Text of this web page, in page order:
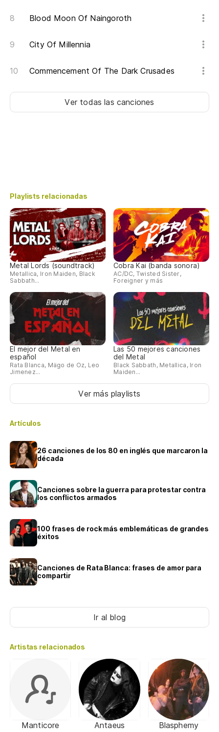
Blood Moon Of Naingoroth
City Of Millennia
Commencement Of The Dark Crusades
Ver todas las canciones
Playlists relacionadas
Metal Lords (soundtrack)
Metallica, Iron Maiden, Black
Sabbath...
Cobra Kai (banda sonora)
AC/DC, Twisted Sister,
Foreigner y más
El mejor del Metal en
español
Rata Blanca, Mägo de Oz, Leo
Jimenez...
Las 50 mejores canciones
del Metal
Black Sabbath, Metallica, Iron
Maiden...
Ver más playlists
Artículos
26 canciones de los 80 en inglés que marcaron la
década
Canciones sobre la guerra para protestar contra
los conflictos armados
100 frases de rock más emblemáticas de grandes
éxitos
Canciones de Rata Blanca: frases de amor para
compartir
Ir al blog
Artistas relacionados
Manticore Antaeus Blasphemy